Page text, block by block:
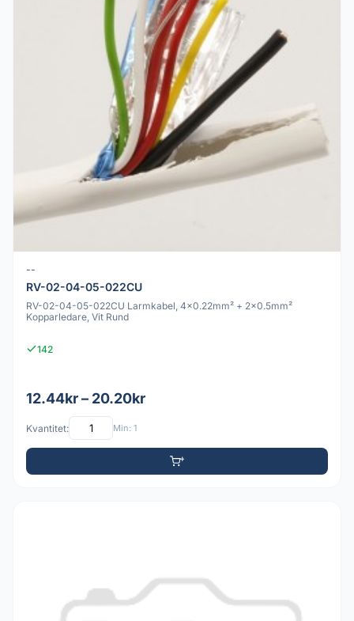
--
RV-02-04-05-022CU
RV-02-04-05-022CU Larmkabel, 4x0.22mm² + 2x0.5mm²
Kopparledare, Vit Rund
142
12.44kr – 20.20kr
Kvantitet: Min: 1